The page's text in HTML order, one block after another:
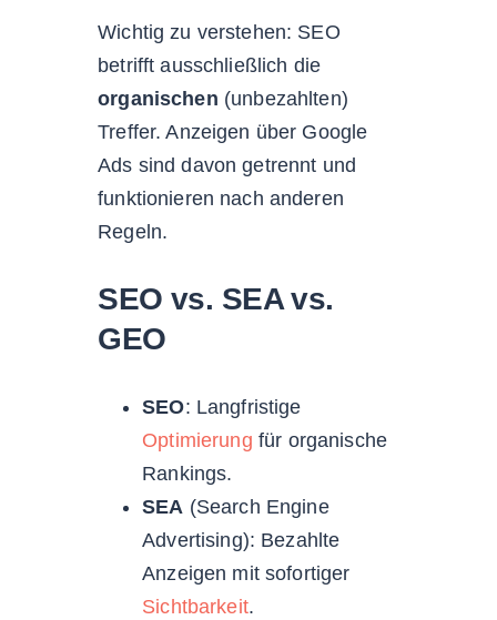
Wichtig zu verstehen: SEO
betrifft ausschließlich die
organischen (unbezahlten)
Treffer. Anzeigen über Google
Ads sind davon getrennt und
funktionieren nach anderen
Regeln.
SEO vs. SEA vs.
GEO
SEO: Langfristige
Optimierung für organische
Rankings.
SEA (Search Engine
Advertising): Bezahlte
Anzeigen mit sofortiger
Sichtbarkeit.